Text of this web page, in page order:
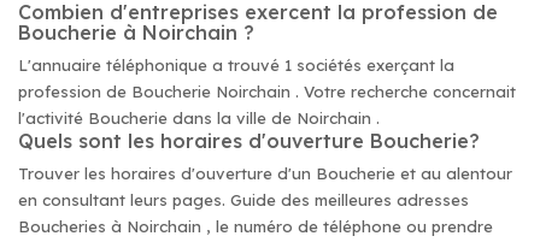
Combien d'entreprises exercent la profession de
Boucherie à Noirchain ?
L'annuaire téléphonique a trouvé 1 sociétés exerçant la
profession de Boucherie Noirchain . Votre recherche concernait
l'activité Boucherie dans la ville de Noirchain .
Quels sont les horaires d'ouverture Boucherie?
Trouver les horaires d'ouverture d'un Boucherie et au alentour
en consultant leurs pages. Guide des meilleures adresses
Boucheries à Noirchain , le numéro de téléphone ou prendre